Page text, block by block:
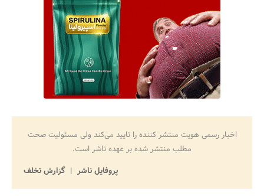
اخبار رسمی هویت منتشر کننده را تایید می‌کند ولی مسئولیت صحت
مطلب منتشر شده بر عهده ناشر است.
پروفایل ناشر
گزارش تخلف